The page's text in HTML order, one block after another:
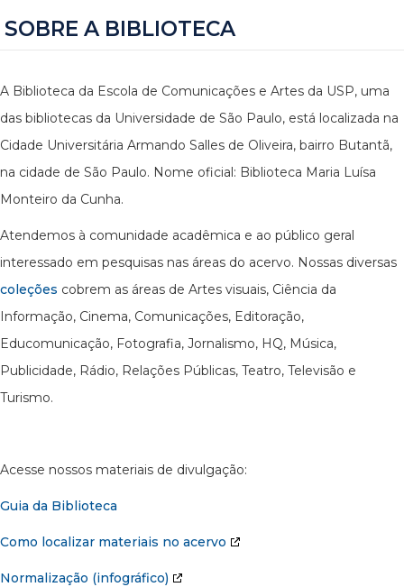
SOBRE A BIBLIOTECA
A Biblioteca da Escola de Comunicações e Artes da USP, uma
das bibliotecas da Universidade de São Paulo, está localizada na
Cidade Universitária Armando Salles de Oliveira, bairro Butantã,
na cidade de São Paulo. Nome oficial: Biblioteca Maria Luísa
Monteiro da Cunha.
Atendemos à comunidade acadêmica e ao público geral
interessado em pesquisas nas áreas do acervo. Nossas diversas
coleções cobrem as áreas de Artes visuais, Ciência da
Informação, Cinema, Comunicações, Editoração,
Educomunicação, Fotografia, Jornalismo, HQ, Música,
Publicidade, Rádio, Relações Públicas, Teatro, Televisão e
Turismo.
Acesse nossos materiais de divulgação:
Guia da Biblioteca
Como localizar materiais no acervo
Normalização (infográfico)